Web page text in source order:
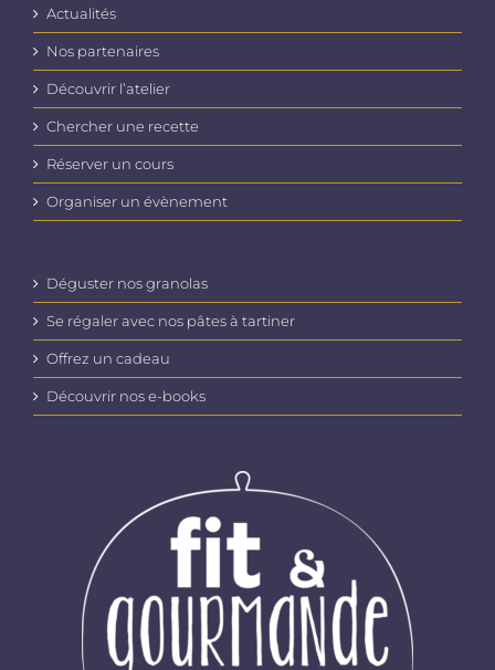
Actualités
Nos partenaires
Découvrir l’atelier
Chercher une recette
Réserver un cours
Organiser un évènement
Déguster nos granolas
Se régaler avec nos pâtes à tartiner
Offrez un cadeau
Découvrir nos e-books